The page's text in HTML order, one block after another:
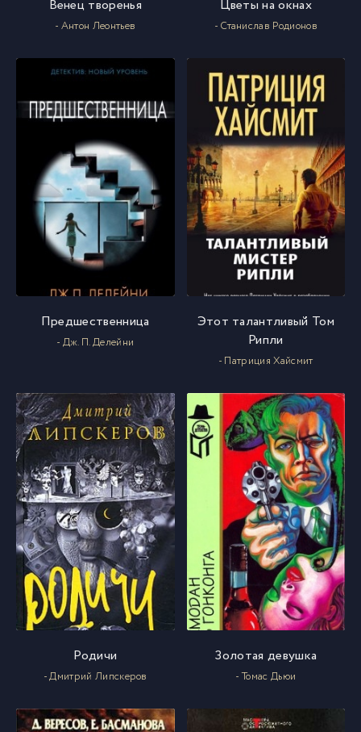
Венец творенья
- Антон Леонтьев
Цветы на окнах
- Станислав Родионов
Предшественница
- Дж. П. Делейни
Этот талантливый Том
Рипли
- Патриция Хайсмит
Родичи
- Дмитрий Липскеров
Золотая девушка
- Томас Дьюи